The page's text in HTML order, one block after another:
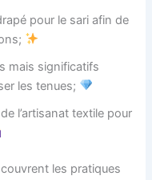
pour le sari afin de
mais significatifs
les tenues;
l’artisanat textile pour
les pratiques